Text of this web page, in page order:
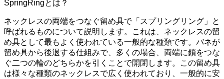
SpringRingとは？
ネックレスの両端をつなぐ留め具で「スプリングリング」と
呼ばれるものについて説明します。これは、ネックレスの留
め具として最もよく使われている一般的な種類です。バネが
留め具から後退する仕組みで、多くの場合、両端に鎖をつな
ぐ二つの輪のどちらかを引くことで開閉します。この留め具
は様々な種類のネックレスで広く使われており、一般的に安